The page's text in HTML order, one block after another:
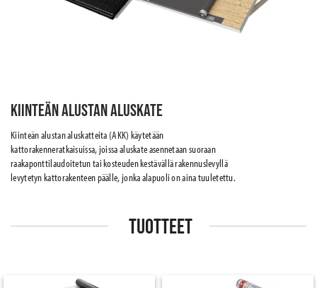
Kiinteän alustan aluskate
Kiinteän alustan aluskatteita (AKK) käytetään
kattorakenneratkaisuissa, joissa aluskate asennetaan suoraan
raakaponttilaudoitetun tai kosteuden kestävällä rakennuslevyllä
levytetyn kattorakenteen päälle, jonka alapuoli on aina tuuletettu.
TUOTTEET